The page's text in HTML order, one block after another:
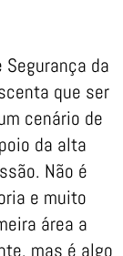
Segurança da
que ser
cenário de
da alta
Não é
e muito
área a
mas é algo